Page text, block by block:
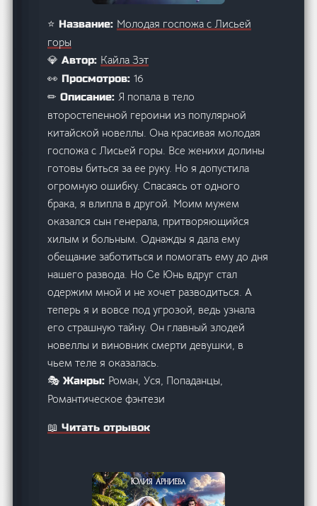
⭐ Название: Молодая госпожа с Лисьей
горы
💎 Автор: Кайла Зэт
👀 Просмотров:16
✏ Описание:Я попала в тело
второстепенной героини из популярной
китайской новеллы. Она красивая молодая
госпожа с Лисьей горы. Все женихи долины
готовы биться за ее руку. Но я допустила
огромную ошибку. Спасаясь от одного
брака, я влипла в другой. Моим мужем
оказался сын генерала, притворяющийся
хилым и больным. Однажды я дала ему
обещание заботиться и помогать ему до дня
нашего развода. Но Се Юнь вдруг стал
одержим мной и не хочет разводиться. А
теперь я и вовсе под угрозой, ведь узнала
его страшную тайну. Он главный злодей
новеллы и виновник смерти девушки, в
чьем теле я оказалась.
🎭 Жанры: Роман, Уся, Попаданцы,
Романтическое фэнтези
📖 Читать отрывок